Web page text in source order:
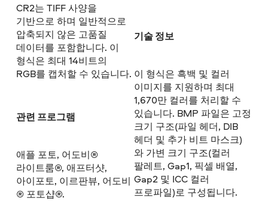
CR2는 TIFF 사양을
기반으로 하며 일반적으로
압축되지 않은 고품질
데이터를 포함합니다. 이
형식은 최대 14비트의
RGB를 캡처할 수 있습니다.
관련 프로그램
애플 포토, 어도비®
라이트룸®, 애프터샷,
아이포토, 이르판뷰, 어도비
® 포토샵®.
기술 정보
이 형식은 흑백 및 컬러
이미지를 지원하며 최대
1,670만 컬러를 처리할 수
있습니다. BMP 파일은 고정
크기 구조(파일 헤더, DIB
헤더 및 추가 비트 마스크)
와 가변 크기 구조(컬러
팔레트, Gap1, 픽셀 배열,
Gap2 및 ICC 컬러
프로파일)로 구성됩니다.